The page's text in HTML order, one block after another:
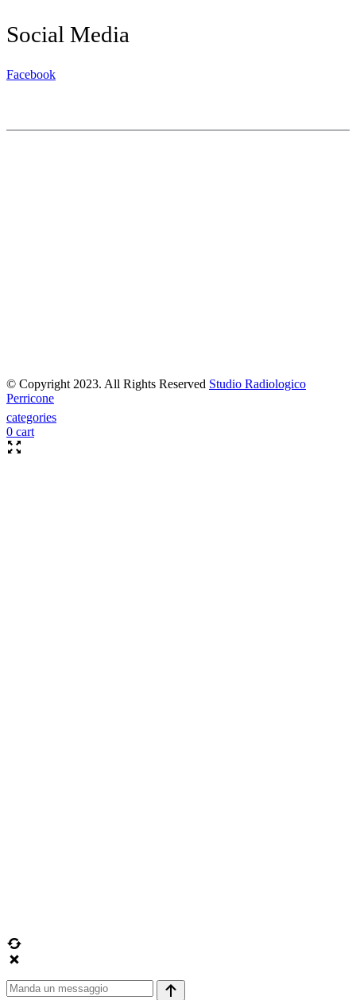
Social Media
Facebook
© Copyright 2023. All Rights Reserved Studio Radiologico
Perricone
categories
0 cart